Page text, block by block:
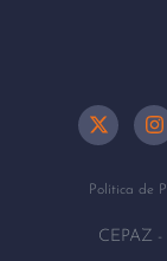
Política de
CEPAZ -